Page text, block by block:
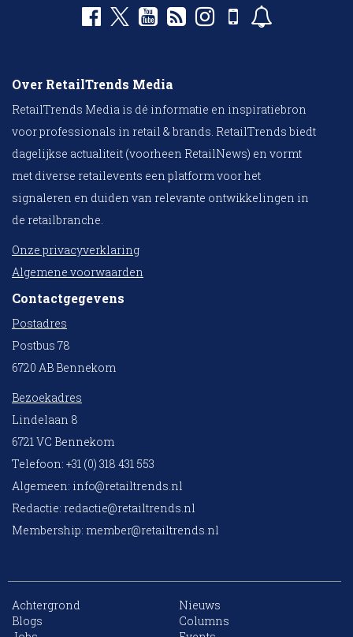
Over RetailTrends Media
RetailTrends Media is dé informatie en inspiratiebron
voor professionals in retail & brands. RetailTrends biedt
dagelijkse actualiteit (voorheen RetailNews) en vormt
met diverse retailevents een platform voor het
signaleren en duiden van relevante ontwikkelingen in
de retailbranche.
Onze privacyverklaring
Algemene voorwaarden
Contactgegevens
Postadres
Postbus 78
6720 AB Bennekom
Bezoekadres
Lindelaan 8
6721 VC Bennekom
Telefoon: +31 (0) 318 431 553
Algemeen: info@retailtrends.nl
Redactie: redactie@retailtrends.nl
Membership: member@retailtrends.nl
Achtergrond
Nieuws
Blogs
Columns